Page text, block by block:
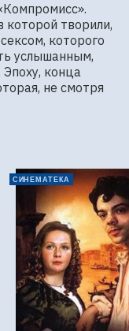
которой творили,
которого
услышанным,
конца
не смотря
СИНЕМАТЕКА